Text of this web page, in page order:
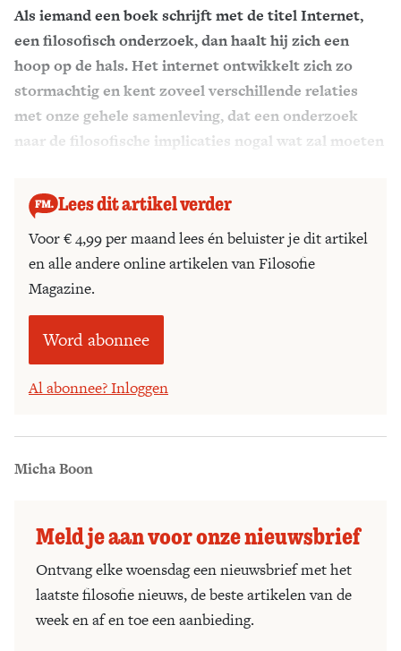
Zoek
Als iemand een boek schrijft met de titel Internet,
een filosofisch onderzoek, dan haalt hij zich een
hoop op de hals. Het internet ontwikkelt zich zo
stormachtig en kent zoveel verschillende relaties
met onze gehele samenleving, dat een onderzoek
naar de filosofische implicaties nogal wat zal moeten
Lees dit artikel verder
Voor € 4,99 per maand lees én beluister je dit artikel
en alle andere online artikelen van Filosofie
Magazine.
Word abonnee
Al abonnee? Inloggen
Micha Boon
Meld je aan voor onze nieuwsbrief
Ontvang elke woensdag een nieuwsbrief met het
laatste filosofie nieuws, de beste artikelen van de
week en af en toe een aanbieding.